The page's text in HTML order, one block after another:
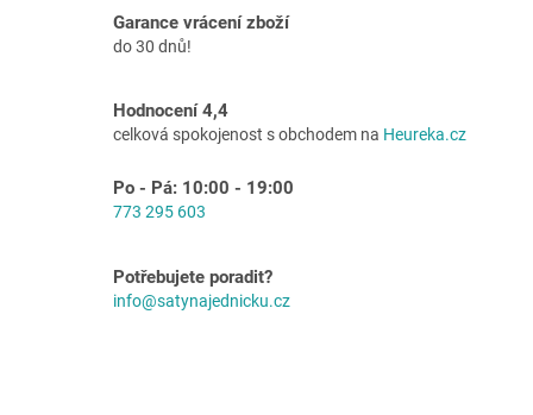
c
k
v
ý
s
u
á
n
Garance vrácení zboží
do 30 dnů!
Hodnocení 4,4
celková spokojenost s obchodem na Heureka.cz
Po - Pá: 10:00 - 19:00
773 295 603
Potřebujete poradit?
info@satynajednicku.cz